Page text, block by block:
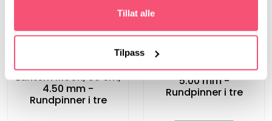
Tillat alle
Tilpass
Lantern Moon, 80 cm,
4.50 mm -
Rundpinner i tre
Lantern Moon, 80 cm,
5.00 mm -
Rundpinner i tre